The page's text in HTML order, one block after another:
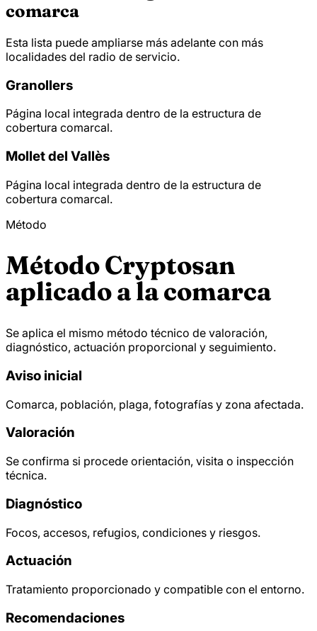
comarca
Esta lista puede ampliarse más adelante con más
localidades del radio de servicio.
Granollers
Página local integrada dentro de la estructura de
cobertura comarcal.
Mollet del Vallès
Página local integrada dentro de la estructura de
cobertura comarcal.
Método
Método Cryptosan
aplicado a la comarca
Se aplica el mismo método técnico de valoración,
diagnóstico, actuación proporcional y seguimiento.
Aviso inicial
Comarca, población, plaga, fotografías y zona afectada.
Valoración
Se confirma si procede orientación, visita o inspección
técnica.
Diagnóstico
Focos, accesos, refugios, condiciones y riesgos.
Actuación
Tratamiento proporcionado y compatible con el entorno.
Recomendaciones